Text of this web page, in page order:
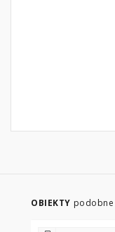
OBIEKTY podobne